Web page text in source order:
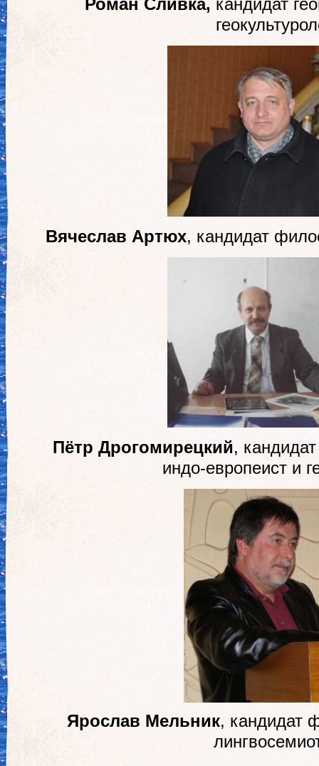
Роман Сливка, кандидат
Вячеслав Артюх, кандидат
Пётр Дрогомирецкий,
индо-европеист и
Ярослав Мельник, кандидат